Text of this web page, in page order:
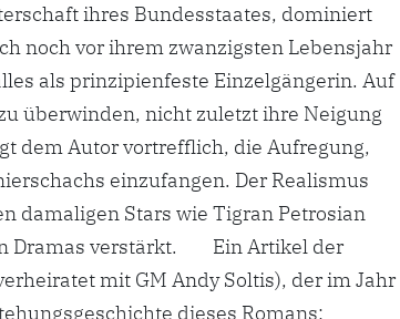
ihres Bundesstaates, dominiert
noch vor ihrem zwanzigsten Lebensjahr
als prinzipienfeste Einzelgängerin. Auf
überwinden, nicht zuletzt ihre Neigung
dem Autor vortrefflich, die Aufregung,
einzufangen. Der Realismus
damaligen Stars wie Tigran Petrosian
Dramas verstärkt. Ein Artikel der
mit GM Andy Soltis), der im Jahr
dieses Romans: